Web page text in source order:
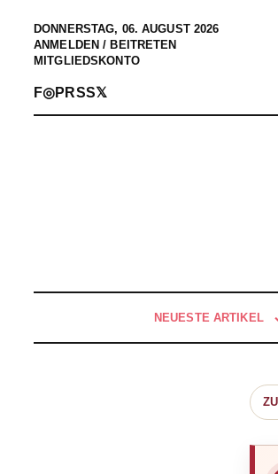
DONNERSTAG, 06. AUGUST 2026
ANMELDEN / BEITRETEN
MITGLIEDSKONTO
F◎PRSS𝕏
NEUESTE ARTIKEL